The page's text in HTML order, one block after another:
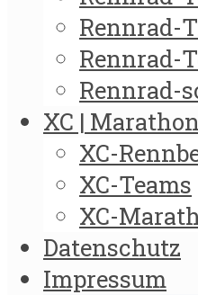
Rennrad-
Rennrad-
Rennrad-
XC | Marathon
XC-
XC-Teams
XC-
Datenschutz
Impressum